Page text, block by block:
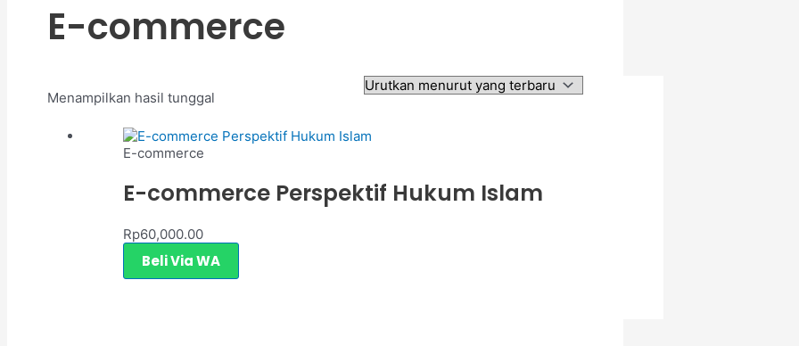
E-commerce
Menampilkan hasil tunggal
E-commerce
E-commerce Perspektif Hukum Islam
Rp60,000.00
Beli Via WA